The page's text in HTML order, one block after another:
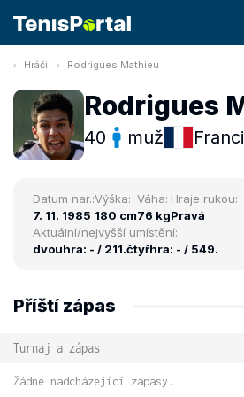
Hráči Rodrigues Mathieu
Rodrigues
40 muž
Datum nar.:
7. 11. 1985
Výška:
180 cm
Váha:
76 kg
Hraje rukou:
Pravá
Aktuální/nejvyšší umístění:
dvouhra: - / 211.čtyřhra: - / 549.
Příští zápas
Turnaj a zápas
Žádné nadcházející zápasy.